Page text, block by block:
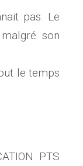
pas. Le
son
le temps
PTS